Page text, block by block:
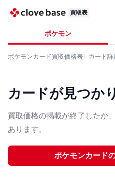
買取表
ポケモン
ポケモンカード買取価格表 カード詳
カードが見つか
買取価格の掲載が終了したか
あります。
ポケモンカード